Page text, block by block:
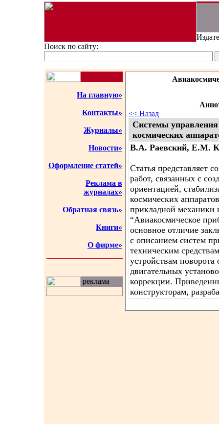
Поиск по сайту:
На главную»
Контакты»
Журналы»
Новости»
Оформление статей»
Реклама в
журналах»
Обратная связь»
Книги»
О фирме»
реклама
<< Назад
Системы
космических
В.А. Раевский, Е.М.
Статья представляет
работ, связанных с
ориентацией,
космических
прикладной механики
“Авиакосмическое
основное отличие
с описанием систем
техническим
устройствам
двигательных
коррекции.
конструкторам,